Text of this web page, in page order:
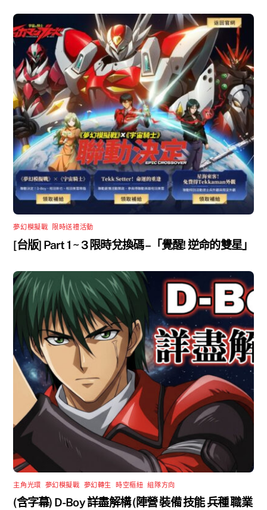
夢幻模擬戰 限時送禮活動
[台版] Part 1 ~ 3 限時兌換碼 –「覺醒! 逆命的雙星」
主角光環 夢幻模擬戰 夢幻轉生 ,時空樞紐 ,組隊方向
(含字幕) D-Boy 詳盡解構 (陣營 裝備 技能 兵種 職業